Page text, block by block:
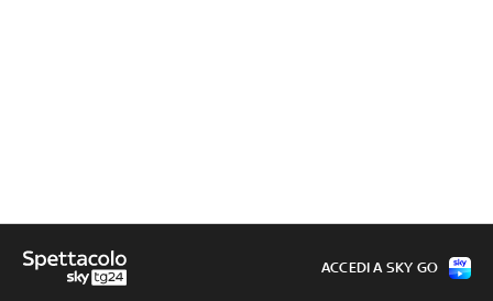
ACCEDI A SKY GO